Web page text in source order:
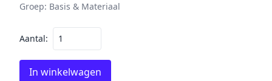
Groep: Basis & Materiaal
Aantal:
In winkelwagen